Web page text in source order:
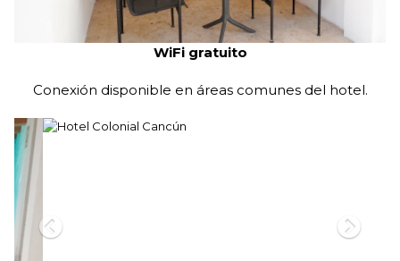
actividades